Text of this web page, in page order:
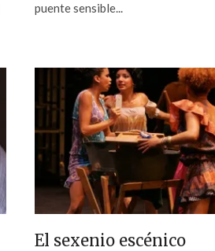
puente sensible...
El sexenio escénico